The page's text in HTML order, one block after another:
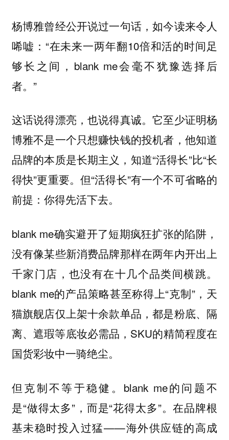
杨博雅曾经公开说过一句话，如今读来令人
唏嘘：“在未来一两年翻10倍和活的时间足
够长之间，blank me会毫不犹豫选择后
者。”
这话说得漂亮，也说得真诚。它至少证明杨
博雅不是一个只想赚快钱的投机者，他知道
品牌的本质是长期主义，知道“活得长”比“长
得快”更重要。但“活得长”有一个不可省略的
前提：你得先活下去。
blank me确实避开了短期疯狂扩张的陷阱，
没有像某些新消费品牌那样在两年内开出上
千家门店，也没有在十几个品类间横跳。
blank me的产品策略甚至称得上“克制”，天
猫旗舰店仅上架十余款单品，都是粉底、隔
离、遮瑕等底妆必需品，SKU的精简程度在
国货彩妆中一骑绝尘。
但克制不等于稳健。blank me的问题不
是“做得太多”，而是“花得太多”。在品牌根
基未稳时投入过猛——海外供应链的高成